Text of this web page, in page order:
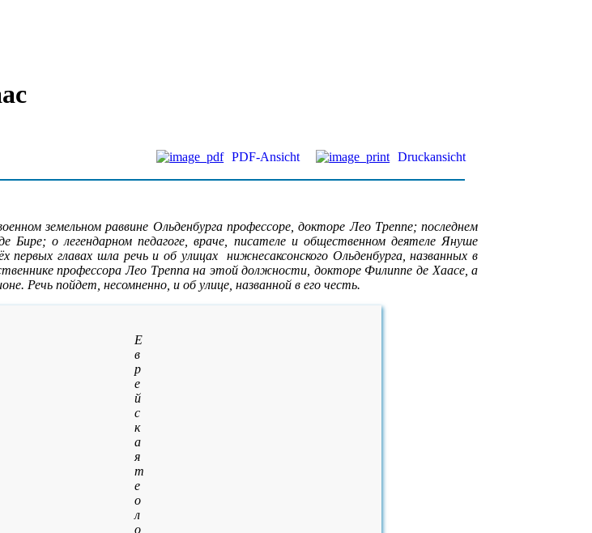
PDF-Ansicht
Druckansicht
земельном раввине Ольденбурга профессоре, докторе Лео Треппе; последнем
Бире; о легендарном педагоге, враче, писателе и общественном деятеле Януше
главах шла речь и об улицах нижнесаксонского Ольденбурга, названных в
профессора Лео Треппа на этой должности, докторе Филиппе де Хаасе, а
Речь пойдет, несомненно, и об улице, названной в его честь.
Е
в
р
е
й
с
к
а
я
т
е
о
л
о